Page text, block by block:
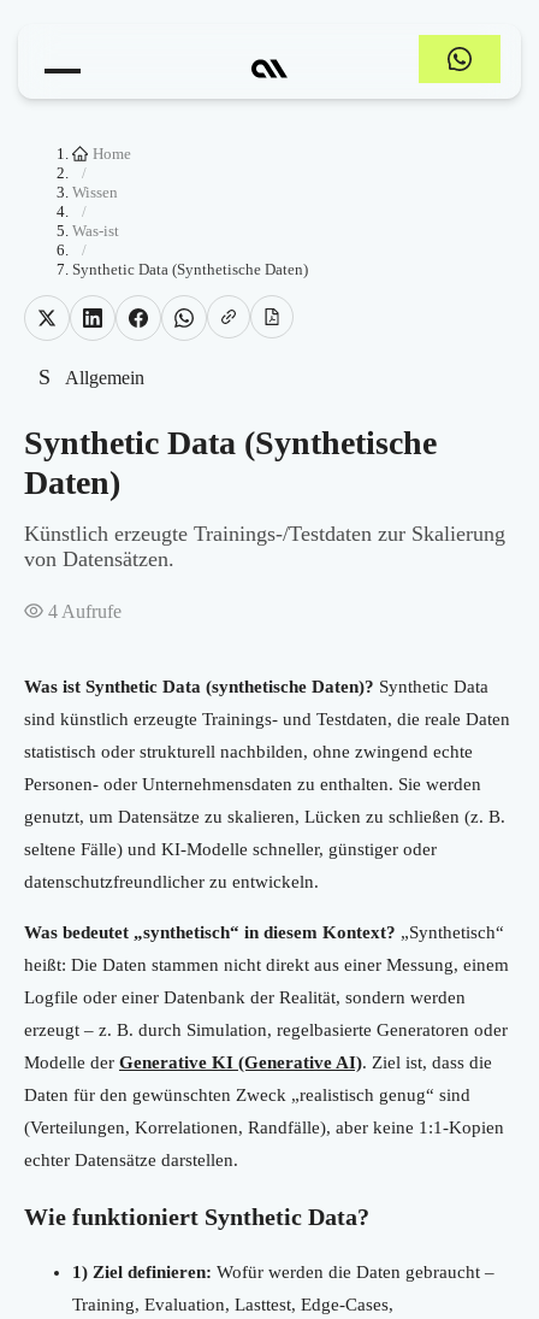
Home
/
Wissen
/
Was-ist
/
Synthetic Data (Synthetische Daten)
S Allgemein
Synthetic Data (Synthetische
Daten)
Künstlich erzeugte Trainings-/Testdaten zur Skalierung
von Datensätzen.
4 Aufrufe
Was ist Synthetic Data (synthetische Daten)? Synthetic Data
sind künstlich erzeugte Trainings- und Testdaten, die reale Daten
statistisch oder strukturell nachbilden, ohne zwingend echte
Personen- oder Unternehmensdaten zu enthalten. Sie werden
genutzt, um Datensätze zu skalieren, Lücken zu schließen (z. B.
seltene Fälle) und KI-Modelle schneller, günstiger oder
datenschutzfreundlicher zu entwickeln.
Was bedeutet „synthetisch“ in diesem Kontext? „Synthetisch“
heißt: Die Daten stammen nicht direkt aus einer Messung, einem
Logfile oder einer Datenbank der Realität, sondern werden
erzeugt – z. B. durch Simulation, regelbasierte Generatoren oder
Modelle der Generative KI (Generative AI). Ziel ist, dass die
Daten für den gewünschten Zweck „realistisch genug“ sind
(Verteilungen, Korrelationen, Randfälle), aber keine 1:1-Kopien
echter Datensätze darstellen.
Wie funktioniert Synthetic Data?
1) Ziel definieren: Wofür werden die Daten gebraucht –
Training, Evaluation, Lasttest, Edge-Cases,